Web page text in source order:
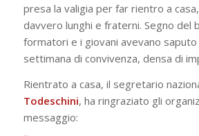
presa la valigia per far rientro a
davvero lunghi e fraterni. Segno del
formatori e i giovani avevano saputo
settimana di convivenza, densa di
Rientrato a casa, il segretario
Todeschini, ha ringraziato gli
messaggio: